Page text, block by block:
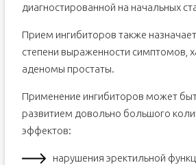
диагностированной на начальных
Прием ингибиторов также
степени выраженности симптомов,
аденомы простаты.
Применение ингибиторов может
развитием довольно большого
эффектов:
нарушения эректильной